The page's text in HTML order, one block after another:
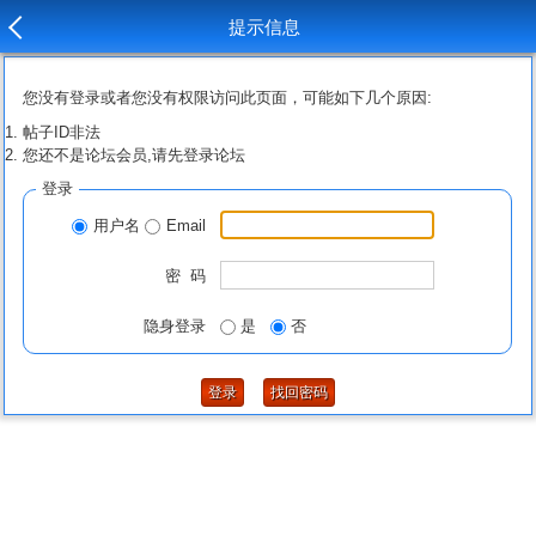
提示信息
您没有登录或者您没有权限访问此页面，可能如下几个原因:
帖子ID非法
您还不是论坛会员,请先登录论坛
登录
用户名 Email
密 码
隐身登录 是 否